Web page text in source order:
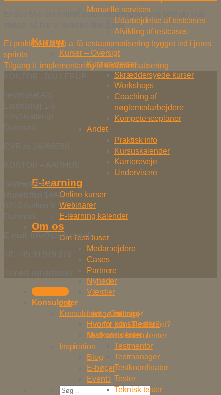
Manuelle services
Udarbejdelse af testcases
Afvikling af testcases
Kurser
Kurser – Oversigt
Kursusydelser
Skræddersyede kurser
Workshops
Coaching af
nøglemedarbejdere
Kompetenceplaner
Andet
Praktisk info
Kursuskalender
Karriereveje
Undervisere
E-learning
Online kurser
Webinarer
E-learning kalender
Om os
Om TestHuset
Medarbejdere
Cases
Partnere
Nyheder
Værdier
Job
Ledige stillinger
Hvorfor job i TestHuset?
Mød vores konsulenter
Inspiration
Blog
E-bøger
Events
Søg
Er du i tvivl om hvilket automatiseringskursus som du skal
vælge, så har vi lavet en lille guide.
Et praktisk bud på at få testautomatisering bygget ind i jeres
sprints
Tilgang til implementering af testautomatisering
KONTOR - BALLERUP
TestHuset A/S
Lautruphøj 1-3
2750 Ballerup
Danmark
CVR.nr. 26268788
KONTOR – AARHUS
TestHuset A/S
Runetoften 14A
8210 Aarhus V
Danmark
E-mail: info@testhuset.dk
Tlf. +45 44 979 979
Tilmeld nyhedsbrev
Kontakt os
Konsulenter
Konsulenter – Oversigt
Hvorfor konsulenter?
Testkonsulenter
Testmentor
Testmanager
Testkoordinator
Tester
Teknisk tester